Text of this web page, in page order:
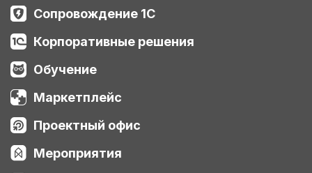
Сопровождение 1С
Корпоративные решения
Обучение
Маркетплейс
Проектный офис
Мероприятия